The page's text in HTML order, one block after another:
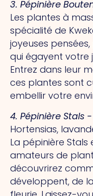
3. Pépinière
Les plantes à
spécialité de
joyeuses
qui égayent votre
Entrez dans leur
ces plantes sont
embellir votre
4. Pépinière Stals
Hortensias,
La pépinière
amateurs de
découvrirez
développent, de